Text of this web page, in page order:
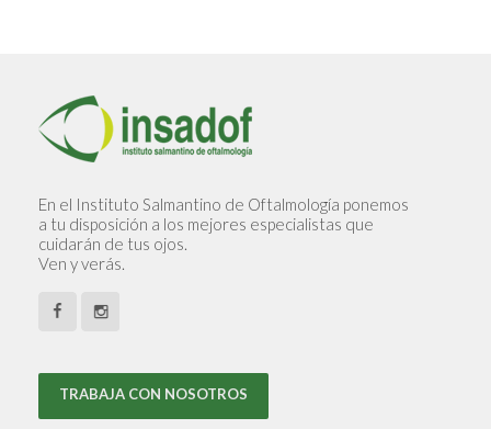
En el Instituto Salmantino de Oftalmología ponemos
a tu disposición a los mejores especialistas que
cuidarán de tus ojos.
Ven y verás.
TRABAJA CON NOSOTROS